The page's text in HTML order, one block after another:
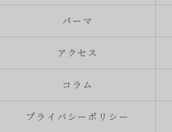
パーマ
アクセス
コラム
プライバシーポリシー